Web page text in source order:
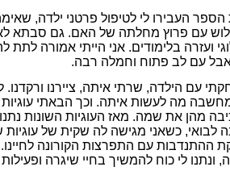
העבירו לי לטיפול פרטני ילדה,
עם פרוץ מחלתה של האם. גם סבתא
ועזרה בלימודים. אני הייתי אמורה
עם לב פתוח וחמלה רבה.
עם הילדה, שרתי איתה, ציירנו
במחשבה מה לעשות איתה. וכך הבאתי
מהן את שמה. מאז העוגיות השונות
לבואי, כשאני מגישה לה שקית של עוגיות
ההתנדבות עם התפרצות הקורונה
לי כוח להמשיך בחיי שיגרה ופעילות